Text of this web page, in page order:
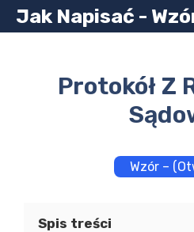
Przejdź
do
Jak Napisać -
Protokół Z
Wzór –
Spis treści